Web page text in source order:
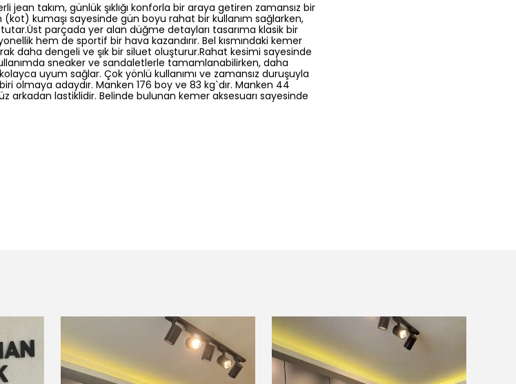
takım, günlük şıklığı konforla bir araya getiren zamansız bir
(kot) kumaşı sayesinde gün boyu rahat bir kullanım sağlarken,
parçada yer alan düğme detayları tasarıma klasik bir
hem de sportif bir hava kazandırır. Bel kısmındaki kemer
daha dengeli ve şık bir siluet oluşturur.Rahat kesimi sayesinde
sneaker ve sandaletlerle tamamlanabilirken, daha
uyum sağlar. Çok yönlü kullanımı ve zamansız duruşuyla
olmaya adaydır. Manken 176 boy ve 83 kg`dır. Manken 44
arkadan lastiklidir. Belinde bulunan kemer aksesuarı sayesinde